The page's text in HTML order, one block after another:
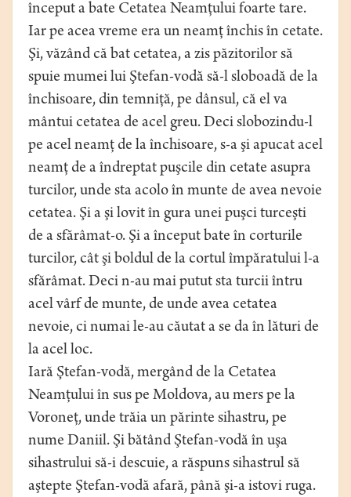
început a bate Cetatea Neamţului foarte tare.
Iar pe acea vreme era un neamţ închis în cetate.
Şi, văzând că bat cetatea, a zis păzitorilor să
spuie mumei lui Ştefan-vodă să-l sloboadă de la
închisoare, din temniţă, pe dânsul, că el va
mântui cetatea de acel greu. Deci slobozindu-l
pe acel neamţ de la închisoare, s-a şi apucat acel
neamţ de a îndreptat puşcile din cetate asupra
turcilor, unde sta acolo în munte de avea nevoie
cetatea. Şi a şi lovit în gura unei puşci turceşti
de a sfărâmat-o. Şi a început bate în corturile
turcilor, cât şi boldul de la cortul împăratului l-a
sfărâmat. Deci n-au mai putut sta turcii întru
acel vârf de munte, de unde avea cetatea
nevoie, ci numai le-au căutat a se da în lături de
la acel loc.
Iară Ştefan-vodă, mergând de la Cetatea
Neamţului în sus pe Moldova, au mers pe la
Voroneţ, unde trăia un părinte sihastru, pe
nume Daniil. Şi bătând Ştefan-vodă în uşa
sihastrului să-i descuie, a răspuns sihastrul să
aştepte Ştefan-vodă afară, până şi-a istovi ruga.